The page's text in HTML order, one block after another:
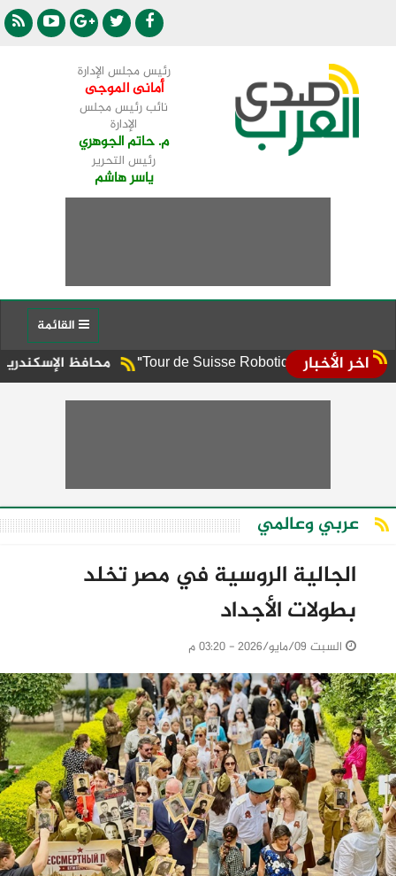
رئيس مجلس الإدارة
أمانى الموجى
نائب رئيس مجلس
الإدارة
م. حاتم الجوهري
رئيس التحرير
ياسر هاشم
اخر الأخبار محافظ الإسكندرية يوجه
عربي وعالمي
الجالية الروسية في مصر تخلد
بطولات الأجداد
السبت 09/مايو/2026 - 03:20 م